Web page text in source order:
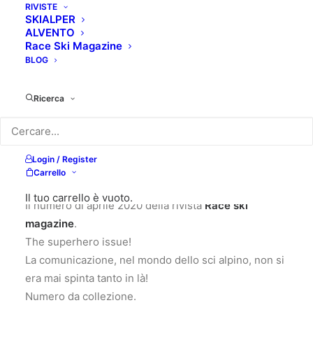
RIVISTE
SKIALPER
ALVENTO
Race Ski Magazine
BLOG
Ricerca
Login / Register
Carrello
Il tuo carrello è vuoto.
6,00 €
Il numero di aprile 2020 della rivista Race ski
magazine.
The superhero issue!
La comunicazione, nel mondo dello sci alpino, non si
era mai spinta tanto in là!
Numero da collezione.